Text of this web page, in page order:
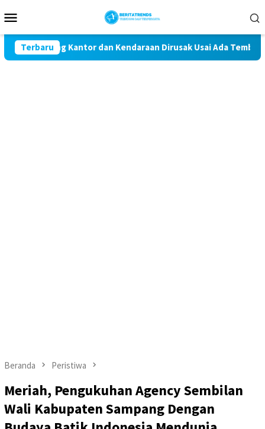
ke
Mobile
Terbaru
3 Ruang Kantor dan Kendaraan Dirusak Usai Ada Tembakan
Beranda Peristiwa
Meriah, Pengukuhan Agency Sembilan
Wali Kabupaten Sampang Dengan